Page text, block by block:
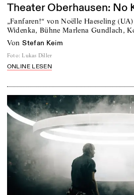
Theater Oberhausen: No
„Fanfaren!“ von Noëlle Haeseling
Widenka, Bühne Marlena Gundlach,
von Stefan Keim
Foto: Lukas Diller
ONLINE LESEN